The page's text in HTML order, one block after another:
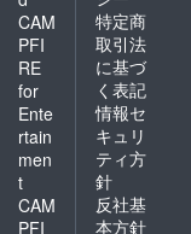
CAM
PFI
RE
for
Ente
rtain
men
t
CAM
PFI
特定商
取引法
に基づ
く表記
情報セ
キュリ
ティ方
針
反社基
本方針